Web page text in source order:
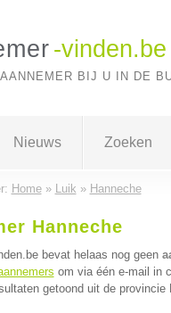
-vinden.be
BIJ U IN DE
Nieuws Zoeken
Home» Luik » Hanneche
Hanneche
bevat helaas nog geen
om via één e-mail in
getoond uit de provincie